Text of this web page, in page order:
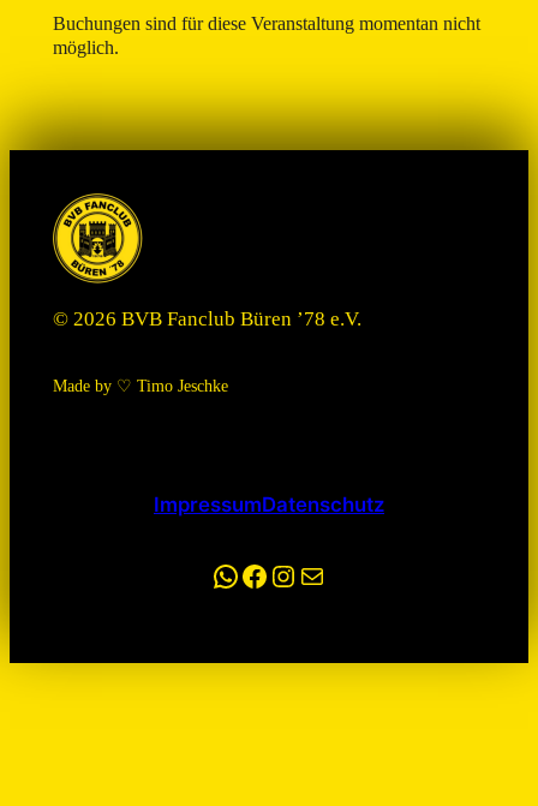
Buchungen sind für diese Veranstaltung momentan nicht
möglich.
© 2026 BVB Fanclub Büren ’78 e.V.
Made by ♡ Timo Jeschke
ImpressumDatenschutz
WhatsApp Facebook Instagram E-Mail